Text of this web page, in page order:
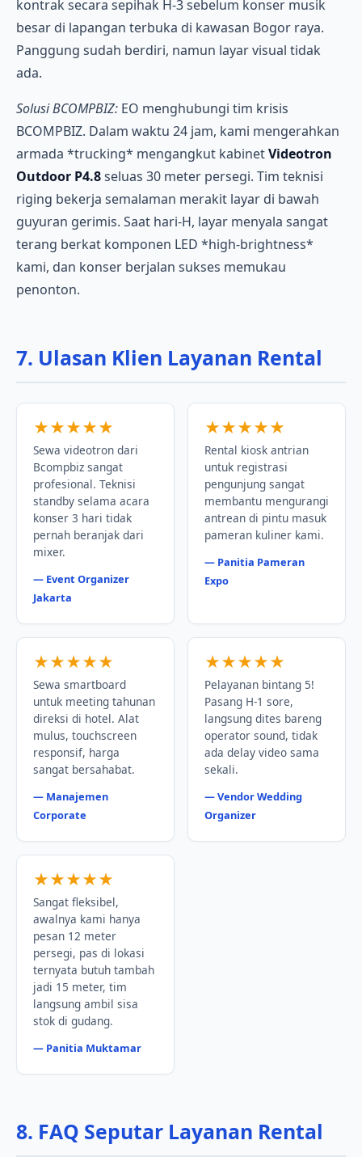
kontrak secara sepihak H-3 sebelum konser musik
besar di lapangan terbuka di kawasan Bogor raya.
Panggung sudah berdiri, namun layar visual tidak
ada.
Solusi BCOMPBIZ: EO menghubungi tim krisis
BCOMPBIZ. Dalam waktu 24 jam, kami mengerahkan
armada *trucking* mengangkut kabinetVideotron
Outdoor P4.8seluas 30 meter persegi. Tim teknisi
riging bekerja semalaman merakit layar di bawah
guyuran gerimis. Saat hari-H, layar menyala sangat
terang berkat komponen LED *high-brightness*
kami, dan konser berjalan sukses memukau
penonton.
7. Ulasan Klien Layanan Rental
★★★★★
Sewa videotron dari
Bcompbiz sangat
profesional. Teknisi
standby selama acara
konser 3 hari tidak
pernah beranjak dari
mixer.
— Event Organizer
Jakarta
★★★★★
Rental kiosk antrian
untuk registrasi
pengunjung sangat
membantu mengurangi
antrean di pintu masuk
pameran kuliner kami.
— Panitia Pameran
Expo
★★★★★
Sewa smartboard
untuk meeting tahunan
direksi di hotel. Alat
mulus, touchscreen
responsif, harga
sangat bersahabat.
— Manajemen
Corporate
★★★★★
Pelayanan bintang 5!
Pasang H-1 sore,
langsung dites bareng
operator sound, tidak
ada delay video sama
sekali.
— Vendor Wedding
Organizer
★★★★★
Sangat fleksibel,
awalnya kami hanya
pesan 12 meter
persegi, pas di lokasi
ternyata butuh tambah
jadi 15 meter, tim
langsung ambil sisa
stok di gudang.
— Panitia Muktamar
8. FAQ Seputar Layanan Rental